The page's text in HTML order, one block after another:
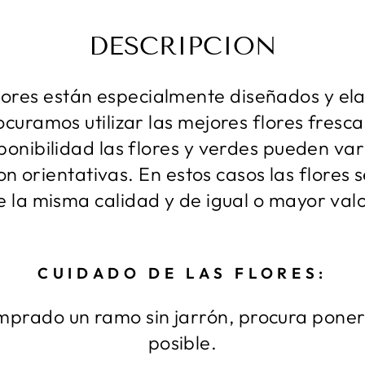
DESCRIPCION
están especialmente diseñados y
utilizar las mejores flores
las flores y verdes pueden
orientativas. En estos casos las flores
la misma calidad y de igual o mayor
CUIDADO DE LAS FLORES:
un ramo sin jarrón, procura
posible.